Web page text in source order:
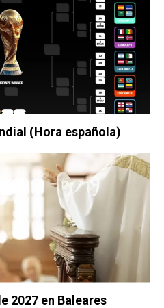
(Hora española)
2027 en Baleares